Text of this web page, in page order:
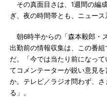
その真面目さは、1週間の編
ぎ、夜の時間帯とも、ニュース
朝6時半からの「森本毅郎・
出勤前の情報収集は、この番
だ。「今では当たり前になっ
てコメンテーターが鋭い意見
か。テレビ／ラジオ問わず、
る」。